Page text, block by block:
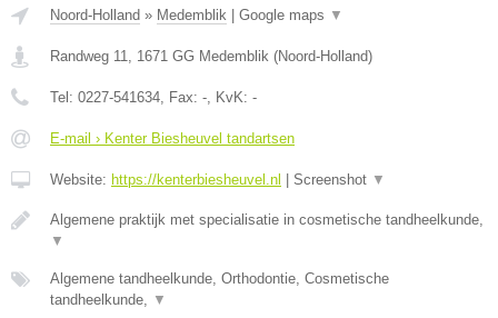
Noord-Holland » Medemblik | Google maps ▼
Randweg 11 1671 GG Medemblik (Noord-Holland)
Tel: 0227-541634 , Fax: - , KvK: -
E-mail › Kenter Biesheuvel tandartsen
Website: https://kenterbiesheuvel.nl | Screenshot ▼
Algemene praktijk met specialisatie in cosmetische tandheelkunde,
▼
Algemene tandheelkunde, Orthodontie, Cosmetische
tandheelkunde,
▼